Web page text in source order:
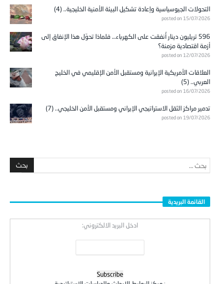
التحولات الجيوسياسية وإعادة تشكيل البيئة الأمنية الخليجية.. (4)
posted on 15/07/2026
596 تريليون دينار أُنفقت على الكهرباء… فلماذا تحوّل هذا الإنفاق إلى
أزمة اقتصادية مزمنة؟
posted on 12/07/2026
العلاقات الأمريكية الإيرانية ومستقبل الأمن الإقليمي في الخليج
العربي.. (5)
posted on 16/07/2026
تدمير مراكز الثقل الاستراتيجي الإيراني ومستقبل الأمن الخليجي.. (7)
posted on 19/07/2026
القائمة البريدية
ادخل البريد الالكتروني: